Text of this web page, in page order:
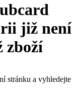
již není
zboží
stránku a vyhledejte